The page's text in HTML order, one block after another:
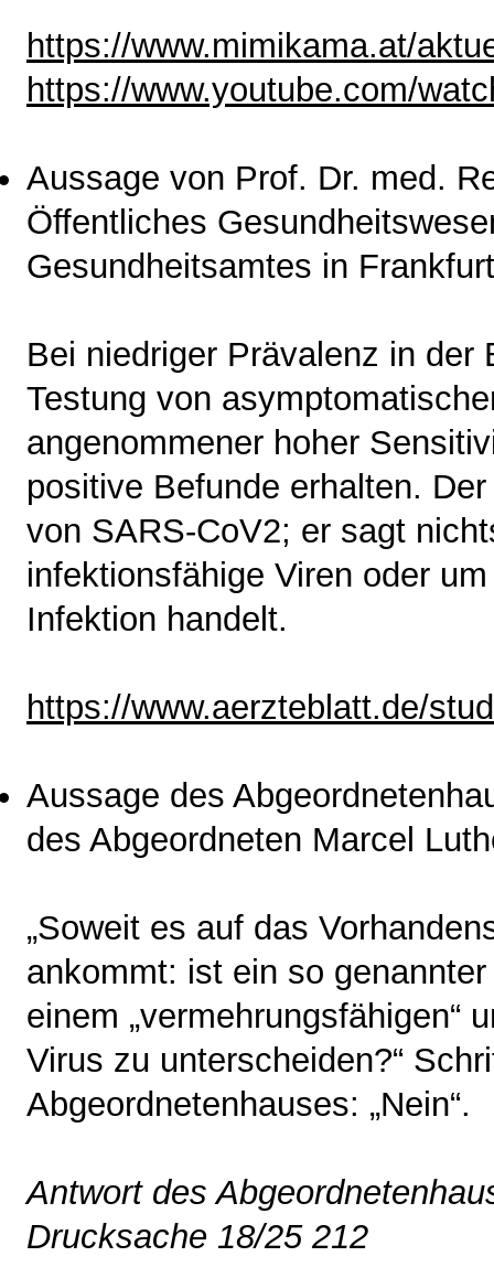
https://www.mimikama.at/
https://www.youtube.com/
Aussage von Prof. Dr. med.
Öffentliches
Gesundheitsamtes in
Bei niedriger Prävalenz in der
Testung von
angenommener hoher
positive Befunde erhalten.
von SARS-CoV2; er sagt
infektionsfähige Viren oder
Infektion handelt.
https://www.aerzteblatt.de/
Aussage des
des Abgeordneten Marcel
„Soweit es auf das
ankommt: ist ein so
einem „vermehrungsfähigen“
Virus zu unterscheiden?“
Abgeordnetenhauses: „Nein“.
Antwort des
Drucksache 18/25 212